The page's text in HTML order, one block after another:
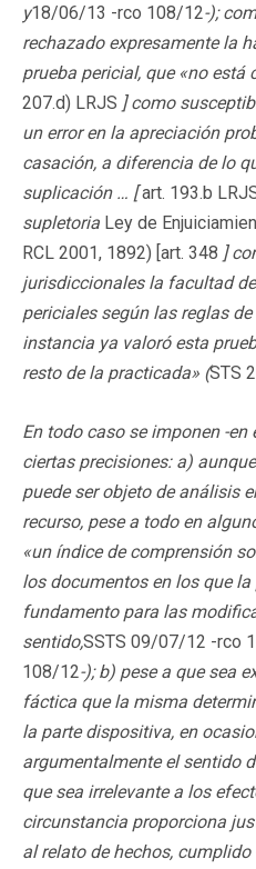
y18/06/13 -rco 108/12-);
rechazado expresamente la
prueba pericial, que «no está
207.d) LRJS ] como
un error en la apreciación
casación, a diferencia de lo
suplicación … [art. 193.b
supletoria Ley de
RCL 2001, 1892) [art. 348 ]
jurisdiccionales la facultad
periciales según las reglas
instancia ya valoró esta
resto de la practicada» (STS
En todo caso se imponen -
ciertas precisiones: a)
puede ser objeto de análisis
recurso, pese a todo en
«un índice de comprensión
los documentos en los que la
fundamento para las
sentido,SSTS 09/07/12 -rco
108/12-); b) pese a que sea
fáctica que la misma
la parte dispositiva, en
argumentalmente el sentido
que sea irrelevante a los
circunstancia proporciona
al relato de hechos,